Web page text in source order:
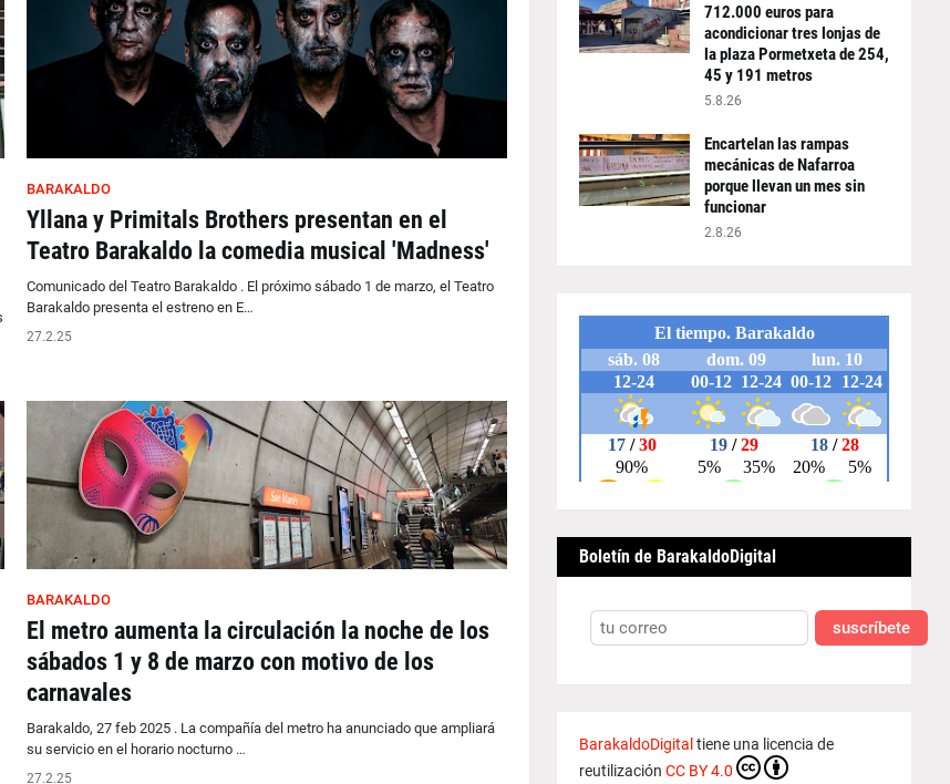
BARAKALDO
Yllana y Primitals Brothers presentan en el
Teatro Barakaldo la comedia musical 'Madness'
Comunicado del Teatro Barakaldo . El próximo sábado 1 de marzo, el Teatro
Barakaldo presenta el estreno en E…
27.2.25
BARAKALDO
El metro aumenta la circulación la noche de los
sábados 1 y 8 de marzo con motivo de los
carnavales
Barakaldo, 27 feb 2025 . La compañía del metro ha anunciado que ampliará
su servicio en el horario nocturno …
27.2.25
712.000 euros para
acondicionar tres lonjas de
la plaza Pormetxeta de 254,
45 y 191 metros
5.8.26
Encartelan las rampas
mecánicas de Nafarroa
porque llevan un mes sin
funcionar
2.8.26
Boletín de BarakaldoDigital
suscríbete
BarakaldoDigital tiene una licencia de
reutilización CC BY 4.0